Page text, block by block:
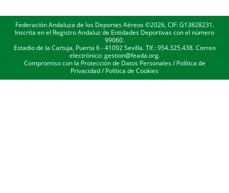
Federación Andaluza de los Deportes Aéreos ©2026, CIF: G13828231.
Inscrita en el Registro Andaluz de Entidades Deportivas con el número
99060.
Estadio de la Cartuja, Puerta 6 - 41092 Sevilla. Tlf.: 954.325.438. Correo
electrónico: gestion@feada.org.
Compromiso con la Protección de Datos Personales/Política de
Privacidad/Política de Cookies